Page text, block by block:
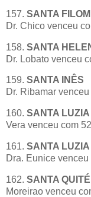
157. SANTA
Dr. Chico venceu
158. SANTA
Dr. Lobato venceu
159. SANTA INÊS
Dr. Ribamar
160. SANTA LUZIA
Vera venceu com
161. SANTA
Dra. Eunice
162. SANTA
Moreirao venceu